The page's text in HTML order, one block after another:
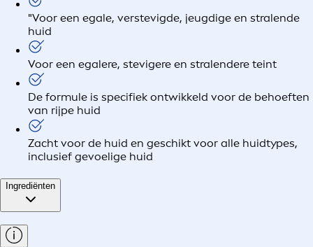
"Voor een egale, verstevigde, jeugdige en stralende
huid
Voor een egalere, stevigere en stralendere teint
De formule is specifiek ontwikkeld voor de behoeften
van rijpe huid
Zacht voor de huid en geschikt voor alle huidtypes,
inclusief gevoelige huid
Ingrediënten